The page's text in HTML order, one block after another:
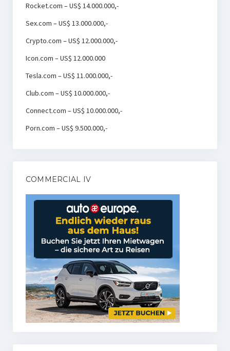
Rocket.com – US$ 14.000.000,-
Sex.com – US$ 13.000.000,-
Crypto.com – US$ 12.000.000,-
Icon.com – US$ 12.000.000
Tesla.com – US$ 11.000.000,-
Club.com – US$ 10.000.000,-
Connect.com – US$ 10.000.000,-
Porn.com – US$ 9.500.000,-
COMMERCIAL IV